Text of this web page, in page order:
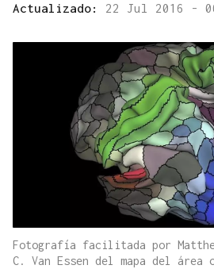
Actualizado: 22 Jul 2016 -
Fotografía facilitada por
C. Van Essen del mapa del